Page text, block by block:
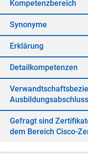
Kom­pe­tenz­be­reich
Syn­ony­me
Er­klä­rung
De­tail­kom­pe­ten­zen
Ge­fragt sind
dem Be­reich Cis­co-